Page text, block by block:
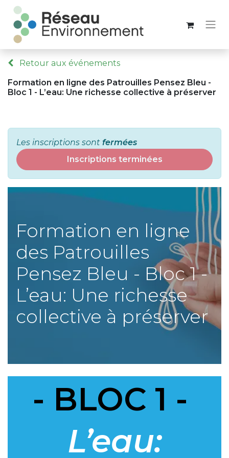
Retour aux événements
Formation en ligne des Patrouilles Pensez Bleu -
Bloc 1 - L’eau: Une richesse collective à préserver
Les inscriptions sont fermées
Inscriptions terminées
Formation en ligne
des Patrouilles
Pensez Bleu - Bloc 1 -
L’eau: Une richesse
collective à préserver
- BLOC 1 -
L’eau: